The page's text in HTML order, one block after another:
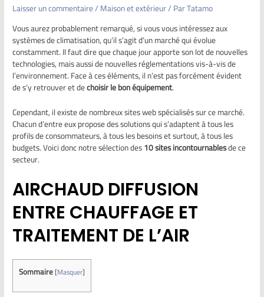
Laisser un commentaire/Maison et extérieur/ ParTatamo
Vous aurez probablement remarqué, si vous vous intéressez aux
systèmes de climatisation, qu’il s’agit d’un marché qui évolue
constamment. Il faut dire que chaque jour apporte son lot de nouvelles
technologies, mais aussi de nouvelles réglementations vis-à-vis de
l’environnement. Face à ces éléments, il n’est pas forcément évident
de s’y retrouver et dechoisir le bon équipement.
Cependant, il existe de nombreux sites web spécialisés sur ce marché.
Chacun d’entre eux propose des solutions qui s’adaptent à tous les
profils de consommateurs, à tous les besoins et surtout, à tous les
budgets. Voici donc notre sélection des10 sites incontournablesde ce
secteur.
AIRCHAUD DIFFUSION
ENTRE CHAUFFAGE ET
TRAITEMENT DE L’AIR
Sommaire[Masquer]